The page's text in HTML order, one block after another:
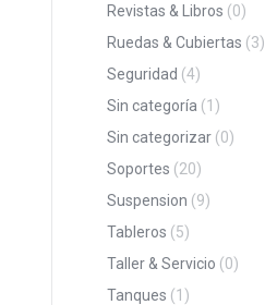
Revistas & Libros (0)
Ruedas & Cubiertas (3)
Seguridad (4)
Sin categoría (1)
Sin categorizar (0)
Soportes (20)
Suspension (9)
Tableros (5)
Taller & Servicio (0)
Tanques (1)